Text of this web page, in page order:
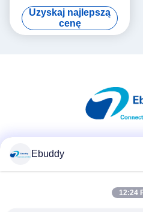
Zgodne z Lemo Złącze
męskie i żeńskie 2K 6 + 1 pin
Uzyskaj najlepszą
cenę
Ebuddy
12:24